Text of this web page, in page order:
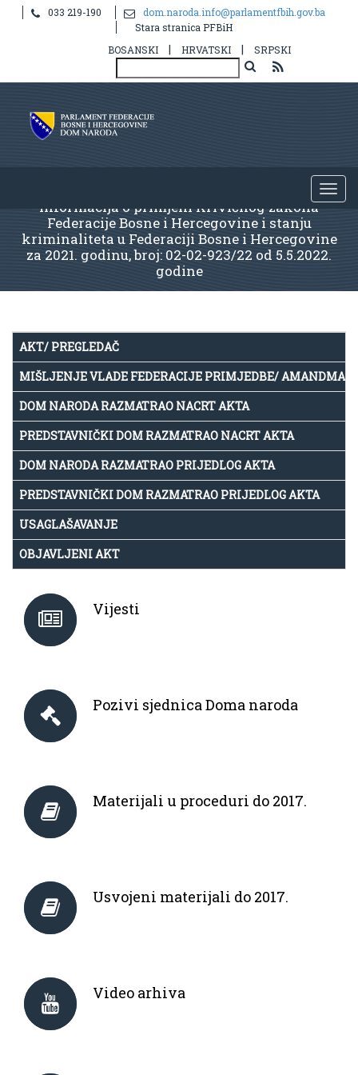
033 219-190
dom.naroda.info@parlamentfbih.gov.ba
Stara stranica PFBiH
BOSANSKI
| HRVATSKI | SRPSKI
Informacija o primjeni Krivičnog zakona
Federacije Bosne i Hercegovine i stanju
kriminaliteta u Federaciji Bosne i Hercegovine
za 2021. godinu, broj: 02-02-923/22 od 5.5.2022.
godine
AKT/ PREGLEDAČ
MIŠLJENJE VLADE FEDERACIJE PRIMJEDBE/
DOM NARODA RAZMATRAO NACRT AKTA
PREDSTAVNIČKI DOM RAZMATRAO NACRT AKTA
DOM NARODA RAZMATRAO PRIJEDLOG AKTA
PREDSTAVNIČKI DOM RAZMATRAO PRIJEDLOG AKTA
USAGLAŠAVANJE
OBJAVLJENI AKT
Vijesti
Pozivi sjednica Doma naroda
Materijali u proceduri do 2017.
Usvojeni materijali do 2017.
Video arhiva